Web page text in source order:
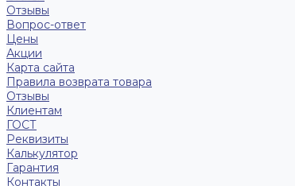
Отзывы
Вопрос-ответ
Цены
Акции
Карта сайта
Правила возврата товара
Отзывы
Клиентам
ГОСТ
Реквизиты
Калькулятор
Гарантия
Контакты